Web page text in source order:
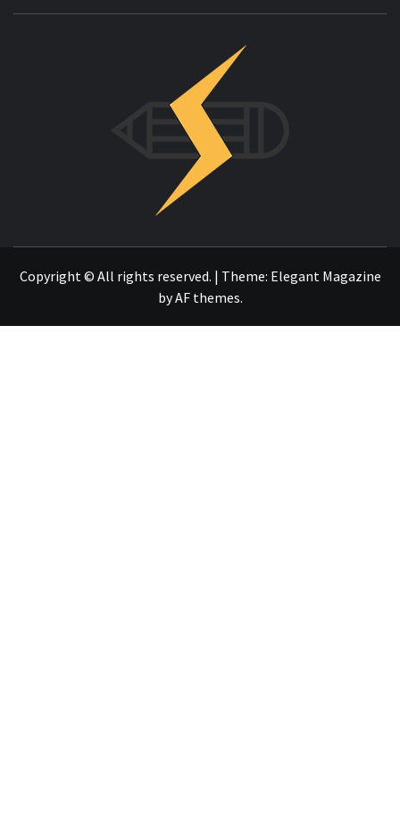
Copyright © All rights reserved. | Theme: Elegant Magazine
byAF themes.